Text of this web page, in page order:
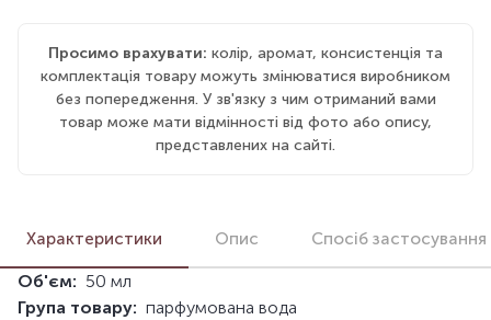
Просимо врахувати: колір, аромат, консистенція та
комплектація товару можуть змінюватися виробником
без попередження. У зв'язку з чим отриманий вами
товар може мати відмінності від фото або опису,
представлених на сайті.
Характеристики Опис Спосіб застосування
Об'єм: 50 мл
Група товару: парфумована вода